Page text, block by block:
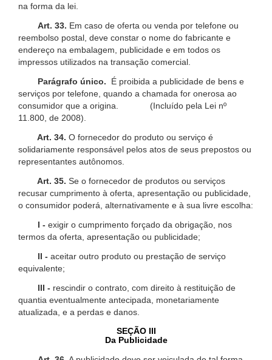
na forma da lei.
Art. 33. Em caso de oferta ou venda por telefone ou
reembolso postal, deve constar o nome do fabricante e
endereço na embalagem, publicidade e em todos os
impressos utilizados na transação comercial.
Parágrafo único.
É proibida a publicidade de bens e
serviços por telefone, quando a chamada for onerosa ao
consumidor que a origina. (Incluído pela Lei nº
11.800, de 2008).
Art. 34. O fornecedor do produto ou serviço é
solidariamente responsável pelos atos de seus prepostos ou
representantes autônomos.
Art. 35. Se o fornecedor de produtos ou serviços
recusar cumprimento à oferta, apresentação ou publicidade,
o consumidor poderá, alternativamente e à sua livre escolha:
I - exigir o cumprimento forçado da obrigação, nos
termos da oferta, apresentação ou publicidade;
II - aceitar outro produto ou prestação de serviço
equivalente;
III - rescindir o contrato, com direito à restituição de
quantia eventualmente antecipada, monetariamente
atualizada, e a perdas e danos.
SEÇÃO III
Da Publicidade